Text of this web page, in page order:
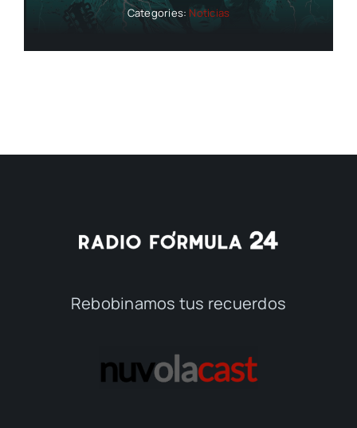
Categories: Noticias
Rebobinamos tus recuerdos